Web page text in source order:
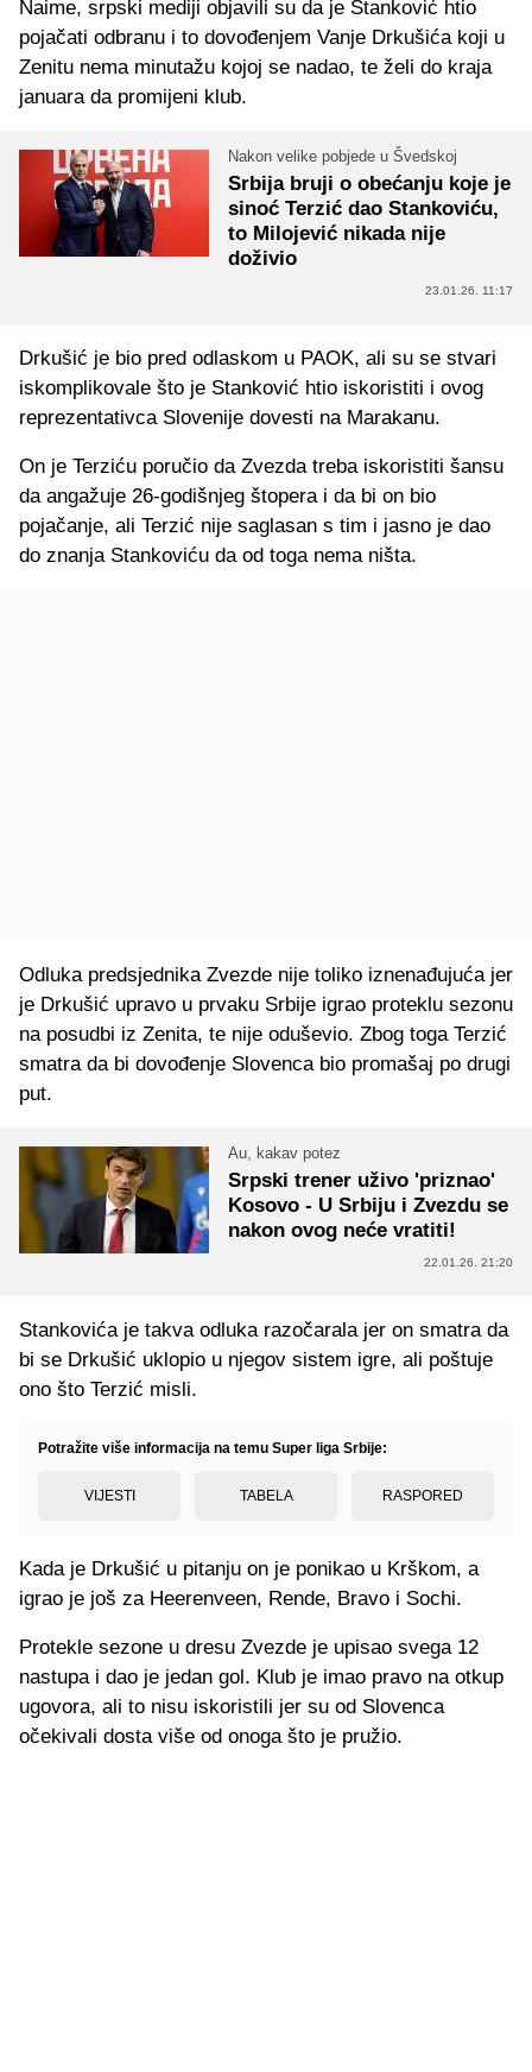
Naime, srpski mediji objavili su da je Stanković htio
pojačati odbranu i to dovođenjem Vanje Drkušića koji u
Zenitu nema minutažu kojoj se nadao, te želi do kraja
januara da promijeni klub.
Nakon velike pobjede u Švedskoj
Srbija bruji o obećanju koje je
sinoć Terzić dao Stankoviću,
to Milojević nikada nije
doživio
23.01.26. 11:17
Drkušić je bio pred odlaskom u PAOK, ali su se stvari
iskomplikovale što je Stanković htio iskoristiti i ovog
reprezentativca Slovenije dovesti na Marakanu.
On je Terziću poručio da Zvezda treba iskoristiti šansu
da angažuje 26-godišnjeg štopera i da bi on bio
pojačanje, ali Terzić nije saglasan s tim i jasno je dao
do znanja Stankoviću da od toga nema ništa.
Odluka predsjednika Zvezde nije toliko iznenađujuća jer
je Drkušić upravo u prvaku Srbije igrao proteklu sezonu
na posudbi iz Zenita, te nije oduševio. Zbog toga Terzić
smatra da bi dovođenje Slovenca bio promašaj po drugi
put.
Au, kakav potez
Srpski trener uživo 'priznao'
Kosovo - U Srbiju i Zvezdu se
nakon ovog neće vratiti!
22.01.26. 21:20
Stankovića je takva odluka razočarala jer on smatra da
bi se Drkušić uklopio u njegov sistem igre, ali poštuje
ono što Terzić misli.
Potražite više informacija na temu Super liga Srbije:
VIJESTI TABELA RASPORED
Kada je Drkušić u pitanju on je ponikao u Krškom, a
igrao je još za Heerenveen, Rende, Bravo i Sochi.
Protekle sezone u dresu Zvezde je upisao svega 12
nastupa i dao je jedan gol. Klub je imao pravo na otkup
ugovora, ali to nisu iskoristili jer su od Slovenca
očekivali dosta više od onoga što je pružio.